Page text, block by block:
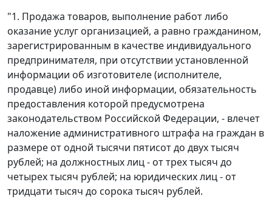
"1. Продажа товаров, выполнение работ либо
оказание услуг организацией, а равно гражданином,
зарегистрированным в качестве индивидуального
предпринимателя, при отсутствии установленной
информации об изготовителе (исполнителе,
продавце) либо иной информации, обязательность
предоставления которой предусмотрена
законодательством Российской Федерации, - влечет
наложение административного штрафа на граждан в
размере от одной тысячи пятисот до двух тысяч
рублей; на должностных лиц - от трех тысяч до
четырех тысяч рублей; на юридических лиц - от
тридцати тысяч до сорока тысяч рублей.